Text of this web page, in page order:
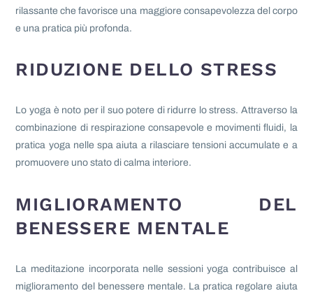
rilassante che favorisce una maggiore consapevolezza del corpo
e una pratica più profonda.
RIDUZIONE DELLO STRESS
Lo yoga è noto per il suo potere di ridurre lo stress. Attraverso la
combinazione di respirazione consapevole e movimenti fluidi, la
pratica yoga nelle spa aiuta a rilasciare tensioni accumulate e a
promuovere uno stato di calma interiore.
MIGLIORAMENTO DEL
BENESSERE MENTALE
La meditazione incorporata nelle sessioni yoga contribuisce al
miglioramento del benessere mentale. La pratica regolare aiuta